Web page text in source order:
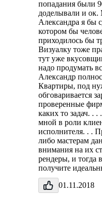
попадания были
доделывали и ок.
Александра я бы
котором бы
приходилось бы
Визуалку тоже
тут уже
надо продумать
Александр
Квартиры, под
обговаривается
проверенные
каких то задач. .
мной в роли
исполнителя. . .
либо мастерам
внимания на их
рендеры, и тогда
получите
01.11.2018